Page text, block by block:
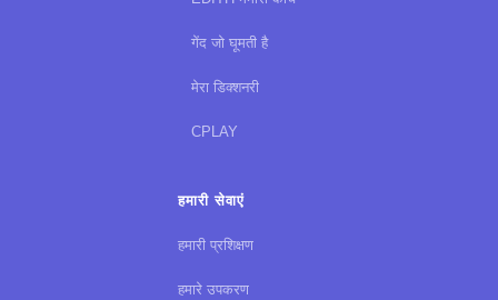
गेंद जो घूमती है
मेरा डिक्शनरी
CPLAY
हमारी सेवाएं
हमारी प्रशिक्षण
हमारे उपकरण